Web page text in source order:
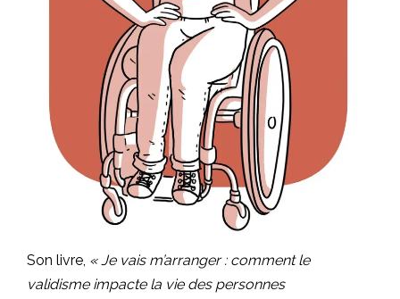
Son livre, « Je vais m’arranger : comment le
validisme impacte la vie des personnes